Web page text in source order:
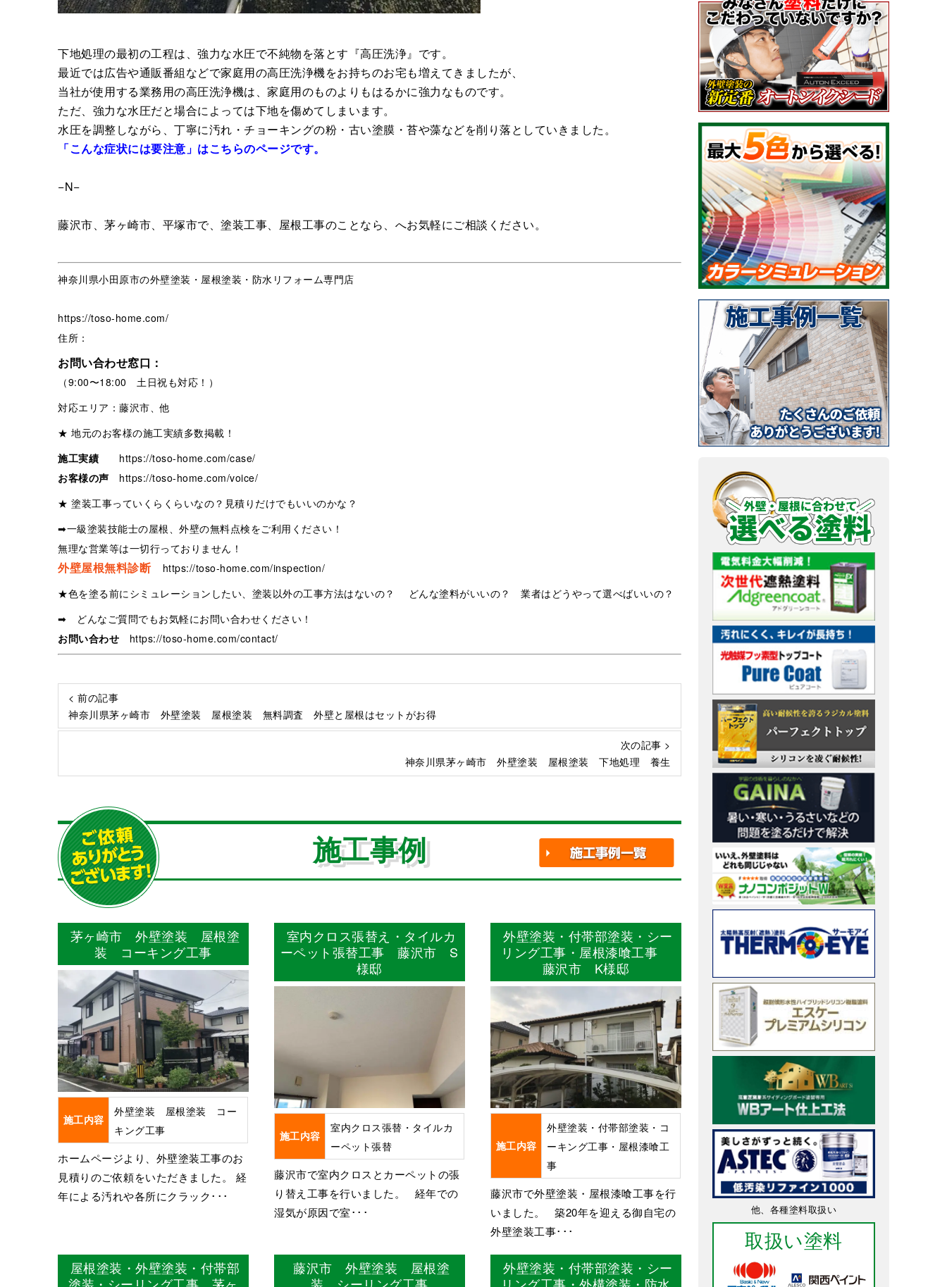
下地処理の最初の工程は、強力な水圧で不純物を落とす『高圧洗浄』です。
最近では広告や通販番組などで家庭用の高圧洗浄機をお持ちのお宅も増えてきましたが、
当社が使用する業務用の高圧洗浄機は、家庭用のものよりもはるかに強力なものです。
ただ、強力な水圧だと場合によっては下地を傷めてしまいます。
水圧を調整しながら、丁寧に汚れ・チョーキングの粉・古い塗膜・苔や藻などを削り落としていきました。
「こんな症状には要注意」はこちらのページです。
−N−
藤沢市、茅ヶ崎市、平塚市で、塗装工事、屋根工事のことなら、へお気軽にご相談ください。
神奈川県小田原市の外壁塗装・屋根塗装・防水リフォーム専門店
https://toso-home.com/
住所：
お問い合わせ窓口：
（9:00〜18:00 土日祝も対応！）
対応エリア：藤沢市、他
★ 地元のお客様の施工実績多数掲載！
施工実績
https://toso-home.com/case/
お客様の声
https://toso-home.com/voice/
★ 塗装工事っていくらくらいなの？見積りだけでもいいのかな？
➡一級塗装技能士の屋根、外壁の無料点検をご利用ください！
無理な営業等は一切行っておりません！
外壁屋根無料診断
https://toso-home.com/inspection/
★色を塗る前にシミュレーションしたい、塗装以外の工事方法はないの？ どんな塗料がいいの？ 業者はどうやって選べばいいの？
➡ どんなご質問でもお気軽にお問い合わせください！
お問い合わせ
https://toso-home.com/contact/
< 前の記事
神奈川県茅ヶ崎市 外壁塗装 屋根塗装 無料調査 外壁と屋根はセットがお得
次の記事 >
神奈川県茅ヶ崎市 外壁塗装 屋根塗装 下地処理 養生
施工事例
茅ヶ崎市 外壁塗装 屋根塗
装 コーキング工事
施工内容
外壁塗装 屋根塗装 コー
キング工事
ホームページより、外壁塗装工事のお
見積りのご依頼をいただきました。 経
年による汚れや各所にクラック･･･
室内クロス張替え・タイルカ
ーペット張替工事 藤沢市 S
様邸
施工内容
室内クロス張替・タイルカ
ーペット張替
藤沢市で室内クロスとカーペットの張
り替え工事を行いました。 経年での
湿気が原因で室･･･
外壁塗装・付帯部塗装・シー
リング工事・屋根漆喰工事
藤沢市 K様邸
施工内容
外壁塗装・付帯部塗装・コ
ーキング工事・屋根漆喰工
事
藤沢市で外壁塗装・屋根漆喰工事を行
いました。 築20年を迎える御自宅の
外壁塗装工事･･･
屋根塗装・外壁塗装・付帯部
藤沢市 外壁塗装 屋根塗
外壁塗装・付帯部塗装・シー
他、各種塗料取扱い
取扱い塗料